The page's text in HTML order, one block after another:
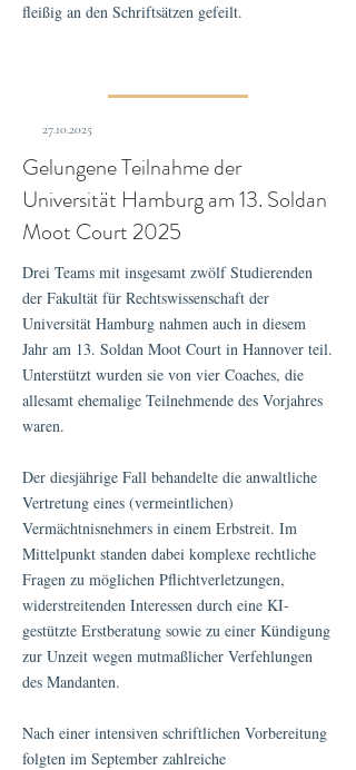
fleißig an den Schriftsätzen gefeilt.
27.10.2025
Gelungene Teilnahme der
Universität Hamburg am 13. Soldan
Moot Court 2025
Drei Teams mit insgesamt zwölf Studierenden
der Fakultät für Rechtswissenschaft der
Universität Hamburg nahmen auch in diesem
Jahr am 13. Soldan Moot Court in Hannover teil.
Unterstützt wurden sie von vier Coaches, die
allesamt ehemalige Teilnehmende des Vorjahres
waren.
Der diesjährige Fall behandelte die anwaltliche
Vertretung eines (vermeintlichen)
Vermächtnisnehmers in einem Erbstreit. Im
Mittelpunkt standen dabei komplexe rechtliche
Fragen zu möglichen Pflichtverletzungen,
widerstreitenden Interessen durch eine KI-
gestützte Erstberatung sowie zu einer Kündigung
zur Unzeit wegen mutmaßlicher Verfehlungen
des Mandanten.
Nach einer intensiven schriftlichen Vorbereitung
folgten im September zahlreiche